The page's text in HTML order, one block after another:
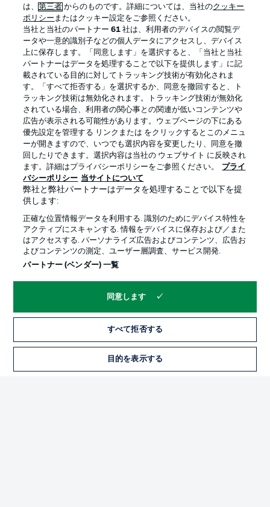
ログイン
Football as it's meant to be
BUNDESLIGA APP
Official Partners
プライバシー・ポリシー 優先設定を管理する
は、第三者 からのものです。詳細については、当社のクッキー
ポリシー またはクッキー設定をご参照ください。
当社と当社のパートナー61 社は、利用者のデバイスの閲覧デ
ータや一意的識別子などの個人データにアクセスし、デバイス
上に保存します。「同意します」を選択すると、「当社と当社
パートナーはデータを処理することで以下を提供します」に記
載されている目的に対してトラッキング技術が有効化されま
す。「すべて拒否する」を選択するか、同意を撤回すると、ト
ラッキング技術は無効化されます。トラッキング技術が無効化
されている場合、利用者の関心事との関連が低いコンテンツや
広告が表示される可能性があります。ウェブページの下にある
優先設定を管理する リンクまたは をクリックするとこのメニュ
ーが開きますので、いつでも選択内容を変更したり、同意を撤
回したりできます。選択内容は当社の ウェブサイト に反映され
ます。詳細はプライバシーポリシーをご参照ください。
プライ
バシーポリシー 当サイトについて
弊社と弊社パートナーはデータを処理することで以下を提
供します:
正確な位置情報データを利用する. 識別のためにデバイス特性を
アクティブにスキャンする. 情報をデバイスに保存および／また
はアクセスする. パーソナライズ広告およびコンテンツ、広告お
よびコンテンツの測定、ユーザー層調査、サービス開発.
パートナー (ベンダー) 一覧
同意します
すべて拒否する
目的を表示する